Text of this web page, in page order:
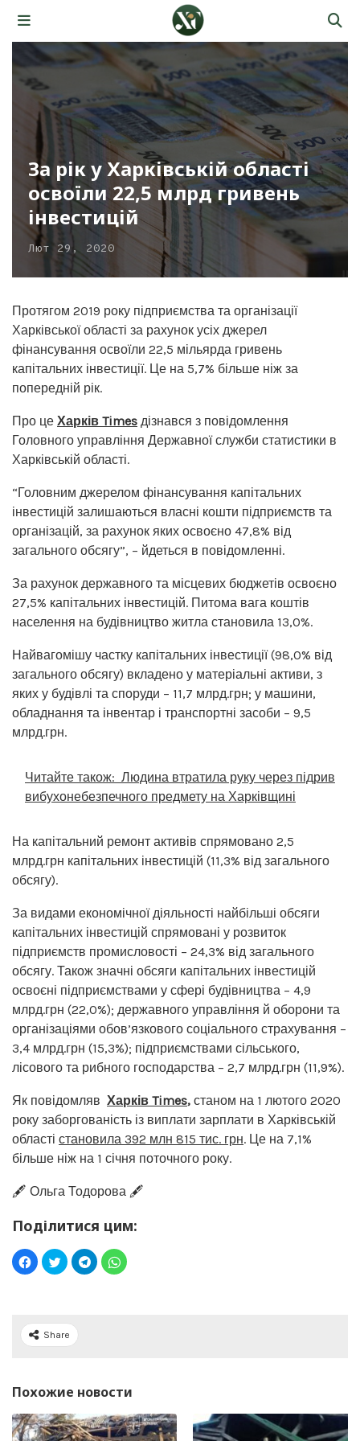
За рік у Харківській області
освоїли 22,5 млрд гривень
інвестицій
Лют 29, 2020
Протягом 2019 року підприємства та організації
Харківської області за рахунок усіх джерел
фінансування освоїли 22,5 мільярда гривень
капітальних інвестиції. Це на 5,7% більше ніж за
попередній рік.
Про це Харків Times дізнався з повідомлення
Головного управління Державної служби статистики в
Харківській області.
“Головним джерелом фінансування капітальних
інвестицій залишаються власні кошти підприємств та
організацій, за рахунок яких освоєно 47,8% від
загального обсягу”, – йдеться в повідомленні.
За рахунок державного та місцевих бюджетів освоєно
27,5% капітальних інвестицій. Питома вага коштів
населення на будівництво житла становила 13,0%.
Найвагомішу частку капітальних інвестиції (98,0% від
загального обсягу) вкладено у матеріальні активи, з
яких у будівлі та споруди – 11,7 млрд.грн; у машини,
обладнання та інвентар і транспортні засоби – 9,5
млрд.грн.
Читайте також: Людина втратила руку через підрив
вибухонебезпечного предмету на Харківщині
На капітальний ремонт активів спрямовано 2,5
млрд.грн капітальних інвестицій (11,3% від загального
обсягу).
За видами економічної діяльності найбільші обсяги
капітальних інвестицій спрямовані у розвиток
підприємств промисловості – 24,3% від загального
обсягу. Також значні обсяги капітальних інвестицій
освоєні підприємствами у сфері будівництва – 4,9
млрд.грн (22,0%); державного управління й оборони та
організаціями обов’язкового соціального страхування –
3,4 млрд.грн (15,3%); підприємствами сільського,
лісового та рибного господарства – 2,7 млрд.грн (11,9%).
Як повідомляв Харків Times, станом на 1 лютого 2020
року заборгованість із виплати зарплати в Харківській
області становила 392 млн 815 тис. грн. Це на 7,1%
більше ніж на 1 січня поточного року.
🖋️ Ольга Тодорова 🖋️
Поділитися цим:
Share
Похожие новости